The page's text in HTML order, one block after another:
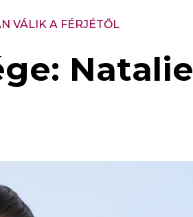
VÁLIK A FÉRJÉTŐL
Natalie